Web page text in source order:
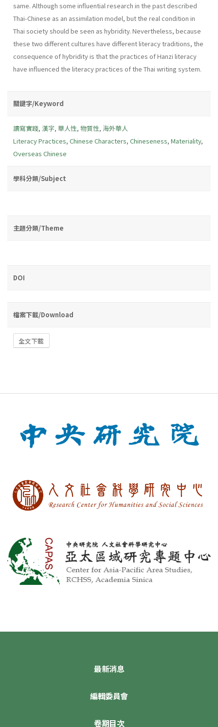
same. Although some influential research in the past described
Thai-Chinese as an assimilation model, but the real condition in
Thai society should be seen as hybridity. Nevertheless, because
these two different cultures have different literacy traditions, the
consequence of hybridity is that the practices of Hanzi literacy
have influenced the literacy practices of the Thai writing system.
關鍵字/Keyword
讀寫實踐, 漢字, 華人性, 物質性, 海外華人
Literacy Practices, Chinese Characters, Chineseness, Materiality,
Overseas Chinese
學科分類/Subject
主題分類/Theme
DOI
檔案下載/Download
全文下載
最新消息
編輯委員會
卷期目次